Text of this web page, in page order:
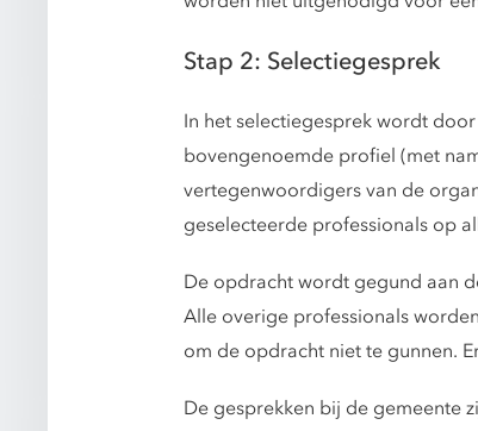
Stap 2: Selectiegesprek
In het selectiegesprek wordt
bovengenoemde profiel (met
vertegenwoordigers van de
geselecteerde professionals op
De opdracht wordt gegund aan
Alle overige professionals
om de opdracht niet te gunnen.
De gesprekken bij de gemeente